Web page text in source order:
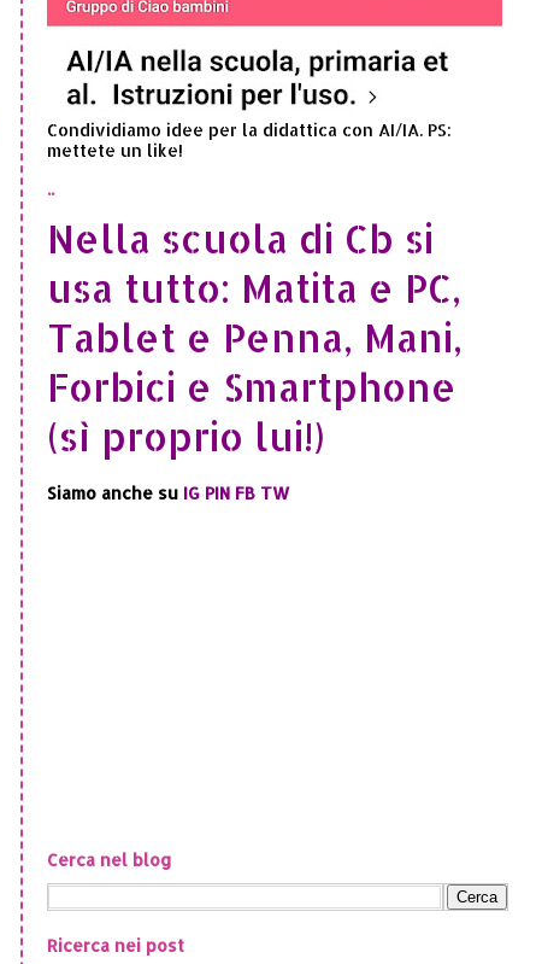
Condividiamo idee per la didattica con AI/IA. PS:
mettete un like!
..
Nella scuola di Cb si
usa tutto: Matita e PC,
Tablet e Penna, Mani,
Forbici e Smartphone
(sì proprio lui!)
Siamo anche su IG PIN FB TW
Cerca nel blog
Ricerca nei post